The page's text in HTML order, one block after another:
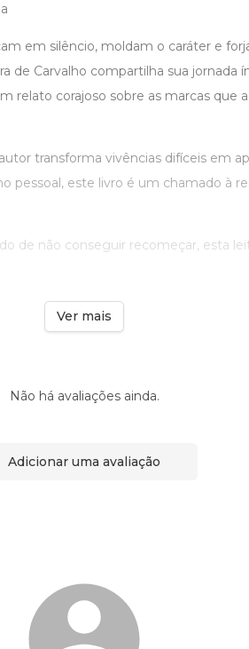
em silêncio, moldam o caráter e
de Carvalho compartilha sua jornada
relato corajoso sobre as marcas que
transforma vivências difíceis em
pessoal, este livro é um chamado à
de não conseguir recomeçar, esta
Ver mais
Não há avaliações ainda.
Adicionar uma avaliação